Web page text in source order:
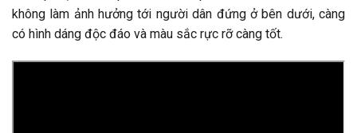
không làm ảnh hưởng tới người dân đứng ở bên dưới, càng
có hình dáng độc đáo và màu sắc rực rỡ càng tốt.